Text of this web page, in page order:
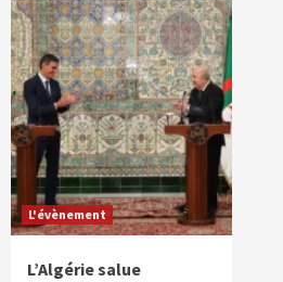
L'évènement
L’Algérie salue